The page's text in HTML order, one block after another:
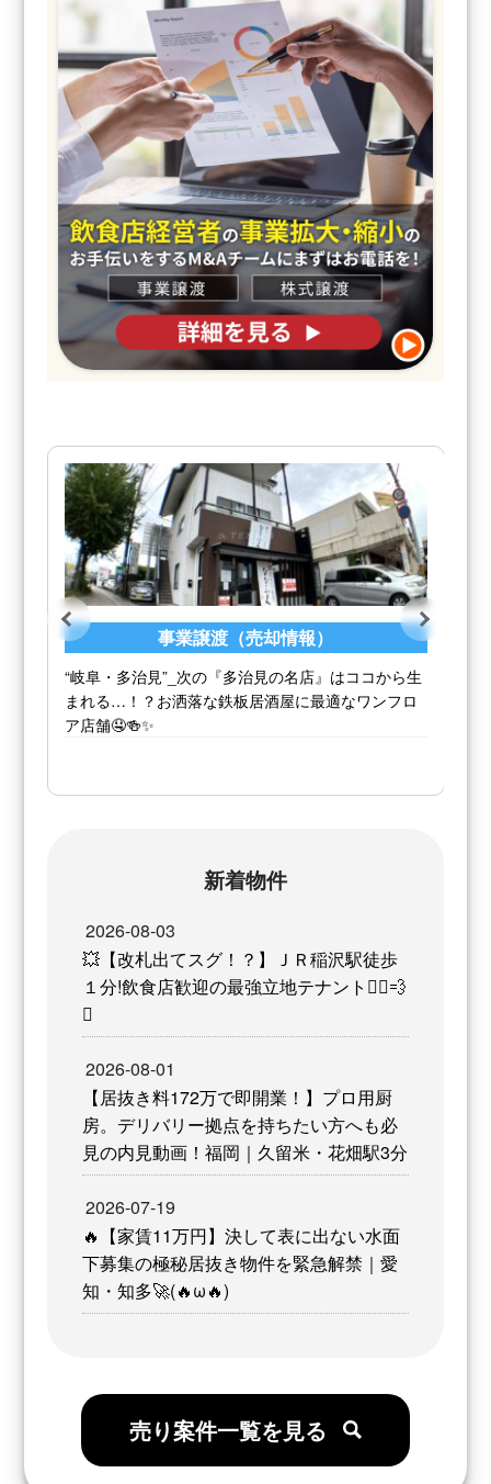
事業譲渡（売却情報）
美しすぎる1階・立ち飲み居抜き物件をご紹介🍻✨お
洒落なバルや立ち飲みにピッタリ！横浜・渋谷へも
好アクセス！【センター南駅】から徒歩7分の好立地
新着物件
2026-08-03
💥【改札出てスグ！？】ＪＲ稲沢駅徒歩
１分!飲食店歓迎の最強立地テナント🏃‍♂️💨
✨
2026-08-01
【居抜き料172万で即開業！】プロ用厨
房。デリバリー拠点を持ちたい方へも必
見の内見動画！福岡｜久留米・花畑駅3分
2026-07-19
🔥【家賃11万円】決して表に出ない水面
下募集の極秘居抜き物件を緊急解禁｜愛
知・知多🚀(🔥ω🔥)
売り案件一覧を見る